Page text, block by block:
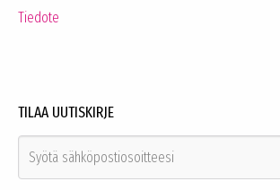
Tiedote
TILAA UUTISKIRJE